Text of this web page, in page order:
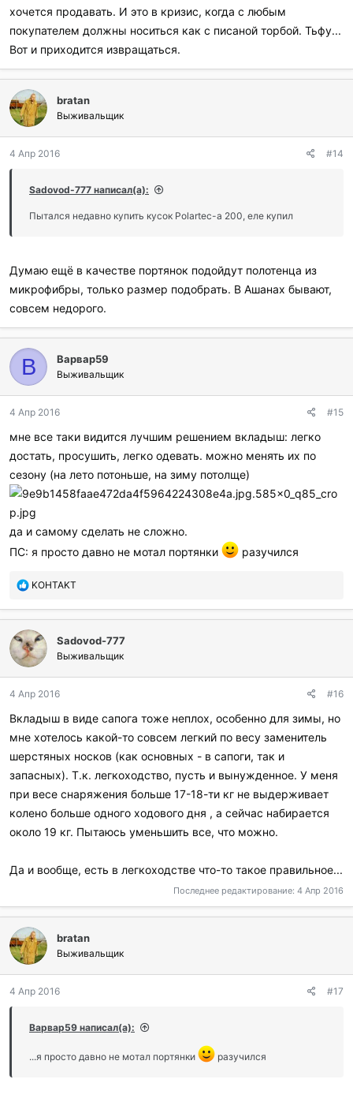
хочется продавать. И это в кризис, когда с любым
покупателем должны носиться как с писаной торбой. Тьфу...
Вот и приходится извращаться.
bratan
Выживальщик
4 Апр 2016 #14
Sadovod-777 написал(а):
Пытался недавно купить кусок Polartec-а 200, еле купил
Думаю ещё в качестве портянок подойдут полотенца из
микрофибры, только размер подобрать. В Ашанах бывают,
совсем недорого.
В Варвар59
Выживальщик
4 Апр 2016 #15
мне все таки видится лучшим решением вкладыш: легко
достать, просушить, легко одевать. можно менять их по
сезону (на лето потоньше, на зиму потолще)
да и самому сделать не сложно.
ПС: я просто давно не мотал портянки
разучился
П
б
л
а
г
о
а
и
л
и
KOHTAKT
Sadovod-777
Выживальщик
4 Апр 2016 #16
Вкладыш в виде сапога тоже неплох, особенно для зимы, но
мне хотелось какой-то совсем легкий по весу заменитель
шерстяных носков (как основных - в сапоги, так и
запасных). Т.к. легкоходство, пусть и вынужденное. У меня
при весе снаряжения больше 17-18-ти кг не выдерживает
колено больше одного ходового дня , а сейчас набирается
около 19 кг. Пытаюсь уменьшить все, что можно.
Да и вообще, есть в легкоходстве что-то такое правильное...
Последнее редактирование: 4 Апр 2016
bratan
Выживальщик
4 Апр 2016 #17
Варвар59 написал(а):
...я просто давно не мотал портянки разучился